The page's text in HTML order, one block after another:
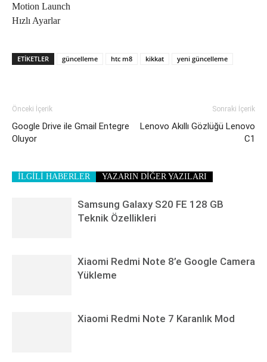
Motion Launch
Hızlı Ayarlar
ETIKETLER güncelleme htc m8 kikkat yeni güncelleme
Önceki İçerik
Google Drive ile Gmail Entegre
Oluyor
Sonraki İçerik
Lenovo Akıllı Gözlüğü Lenovo
C1
İLGİLİ HABERLER YAZARIN DİĞER YAZILARI
Samsung Galaxy S20 FE 128 GB
Teknik Özellikleri
Xiaomi Redmi Note 8’e Google Camera
Yükleme
Xiaomi Redmi Note 7 Karanlık Mod